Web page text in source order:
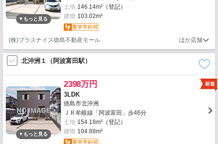
土地 146.14m²（登記）
建物 103.02m²
(株)プラスナイス徳島不動産モール
北沖洲１（阿波富田駅）
2398万円
3LDK
徳島市北沖洲
ＪＲ牟岐線「阿波富田」歩46分
土地 154.18m²（登記）
建物 104.88m²